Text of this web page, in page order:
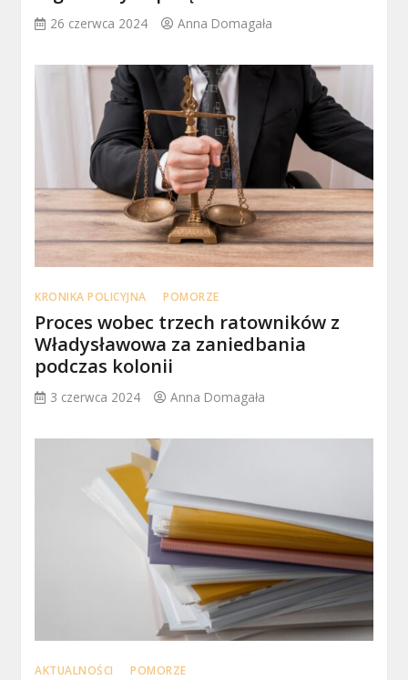
26 czerwca 2024 Anna Domagała
KRONIKA POLICYJNA POMORZE
Proces wobec trzech ratowników z
Władysławowa za zaniedbania
podczas kolonii
3 czerwca 2024 Anna Domagała
AKTUALNOŚCI POMORZE